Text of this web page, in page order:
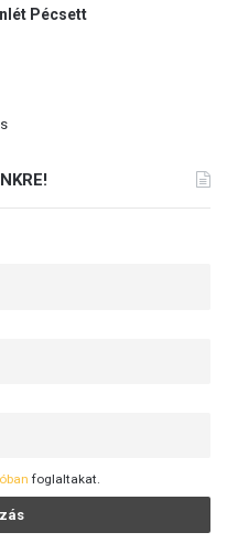
Pécsett
foglaltakat.